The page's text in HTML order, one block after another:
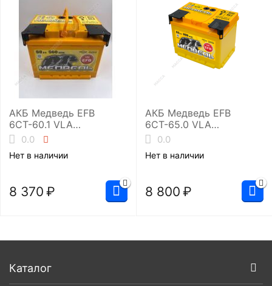
АКБ Медведь EFB
6СТ-60.1 VLA
(L2/560EN)
0.0
Нет в наличии
8 370 ₽
АКБ Медведь EFB
6СТ-65.0 VLA
(L2/600EN)
0.0
Нет в наличии
8 800 ₽
Каталог